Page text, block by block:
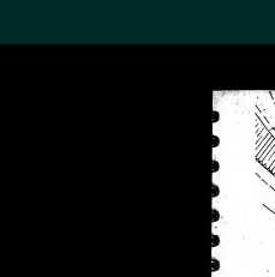
搜
19,052